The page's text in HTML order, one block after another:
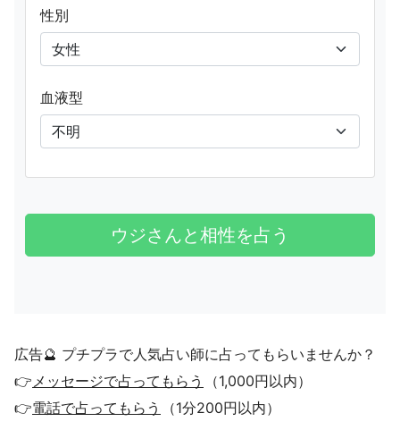
性別
血液型
広告🔮 プチプラで人気占い師に占ってもらいませんか？
👉メッセージで占ってもらう
（1,000円以内）
👉電話で占ってもらう （1分200円以内）